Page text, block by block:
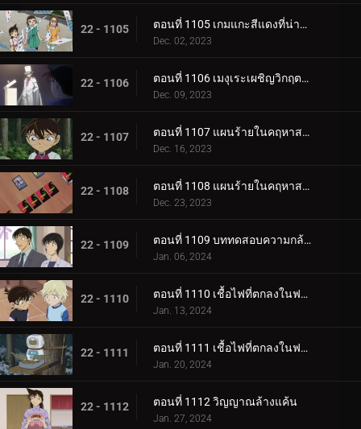
22 - 1105 ตอนที่ 1105 เกมแกะสีแดงที่น่าสะพรึงกลัว (ภาคจบ)
Dec. 02, 2023
22 - 1106 ตอนที่ 1106 เมงุเระเผชิญวิกฤตชีวิตตำรวจ
Dec. 09, 2023
22 - 1107 ตอนที่ 1107 แผนร้ายในคฤหาสน์โมริคาวะ (ภาคแรก)
Dec. 16, 2023
22 - 1108 ตอนที่ 1108 แผนร้ายในคฤหาสน์โมริคาวะ (ภาคจบ)
Dec. 23, 2023
22 - 1109 ตอนที่ 1109 บททดสอบความกล้าของขบวนการนักสืบเยาวชน
Jan. 06, 2024
22 - 1110 ตอนที่ 1110 เชื้อไฟที่ตกลงในฟาร์ม (ภาคแรก)
Jan. 13, 2024
22 - 1111 ตอนที่ 1111 เชื้อไฟที่ตกลงในฟาร์ม (ภาคจบ)
Jan. 20, 2024
22 - 1112 ตอนที่ 1112 วิญญาณล้างแค้น
Jan. 27, 2024